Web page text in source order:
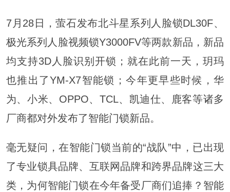
7月28日，萤石发布北斗星系列人脸锁DL30F、
极光系列人脸视频锁Y3000FV等两款新品，新品
均支持3D人脸识别开锁；就在此前一天，玥玛
也推出了YM-X7智能锁；今年更早些时候，华
为、小米、OPPO、TCL、凯迪仕、鹿客等诸多
厂商都对外发布了智能门锁新品。
毫无疑问，在智能门锁当前的“战队”中，已出现
了专业锁具品牌、互联网品牌和跨界品牌这三大
类，为何智能门锁在今年备受厂商们追捧？智能